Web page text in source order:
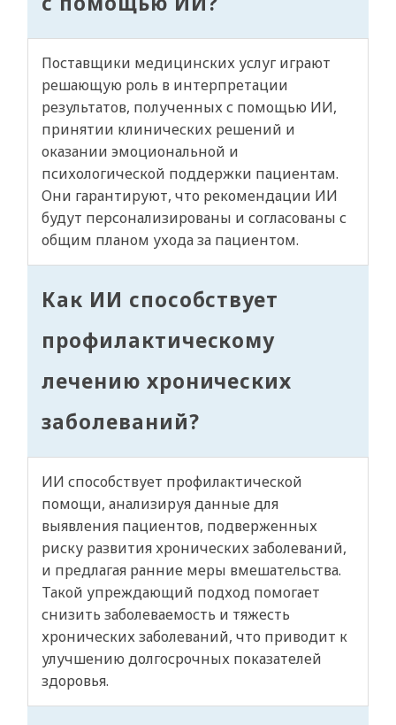
Поставщики медицинских услуг играют
решающую роль в интерпретации
результатов, полученных с помощью ИИ,
принятии клинических решений и
оказании эмоциональной и
психологической поддержки пациентам.
Они гарантируют, что рекомендации ИИ
будут персонализированы и согласованы с
общим планом ухода за пациентом.
Как ИИ способствует
профилактическому
лечению хронических
заболеваний?
ИИ способствует профилактической
помощи, анализируя данные для
выявления пациентов, подверженных
риску развития хронических заболеваний,
и предлагая ранние меры вмешательства.
Такой упреждающий подход помогает
снизить заболеваемость и тяжесть
хронических заболеваний, что приводит к
улучшению долгосрочных показателей
здоровья.